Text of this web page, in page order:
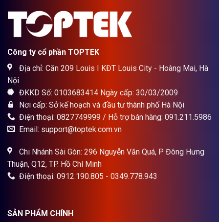
Công ty cổ phần TOPTEK
Địa chỉ: Căn 209 Louis I KĐT Louis City - Hoàng Mai, Hà
Nội
ĐKKD Số: 0103683414 Ngày cấp: 30/03/2009
Nơi cấp: Sở kế hoạch và đầu tư thành phố Hà Nội
Điện thoại: 0827749999 / Hỗ trợ bán hàng: 091.211.5986
Email: support@toptek.com.vn
Chi Nhánh Sài Gòn: 296 Nguyễn Văn Quá, P Đông Hưng
Thuận, Q12, TP. Hồ Chí Minh
Điện thoại: 0912.190.805 - 0349.778.943
SẢN PHẨM CHÍNH